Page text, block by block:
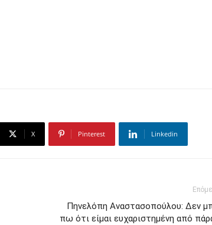
X Pinterest Linkedin
Πηνελόπη Αναστασοπούλου: Δεν
πω ότι είμαι ευχαριστημένη από